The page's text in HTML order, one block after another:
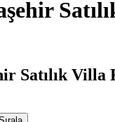
Satılık Villa